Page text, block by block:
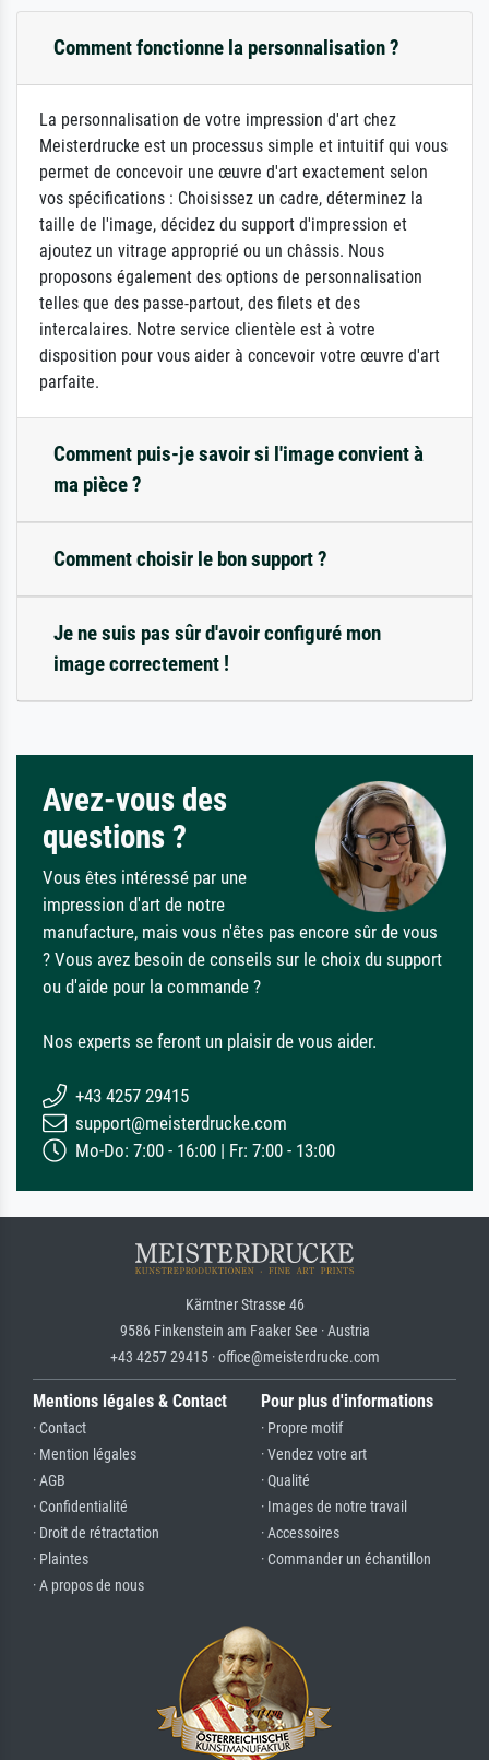
Comment fonctionne la personnalisation ?
La personnalisation de votre impression d'art chez
Meisterdrucke est un processus simple et intuitif qui vous
permet de concevoir une œuvre d'art exactement selon
vos spécifications : Choisissez un cadre, déterminez la
taille de l'image, décidez du support d'impression et
ajoutez un vitrage approprié ou un châssis. Nous
proposons également des options de personnalisation
telles que des passe-partout, des filets et des
intercalaires. Notre service clientèle est à votre
disposition pour vous aider à concevoir votre œuvre d'art
parfaite.
Comment puis-je savoir si l'image convient à
ma pièce ?
Comment choisir le bon support ?
Je ne suis pas sûr d'avoir configuré mon
image correctement !
Avez-vous des
questions ?
Vous êtes intéressé par une
impression d'art de notre
manufacture, mais vous n'êtes pas encore sûr de vous
? Vous avez besoin de conseils sur le choix du support
ou d'aide pour la commande ?
Nos experts se feront un plaisir de vous aider.
+43 4257 29415
support@meisterdrucke.com
Mo-Do: 7:00 - 16:00 | Fr: 7:00 - 13:00
Kärntner Strasse 46
9586 Finkenstein am Faaker See · Austria
+43 4257 29415 · office@meisterdrucke.com
Mentions légales & Contact
· Contact
· Mention légales
· AGB
· Confidentialité
· Droit de rétractation
· Plaintes
· A propos de nous
Pour plus d'informations
· Propre motif
· Vendez votre art
· Qualité
· Images de notre travail
· Accessoires
· Commander un échantillon